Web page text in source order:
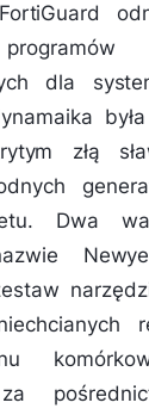
dla
złą
Dwa